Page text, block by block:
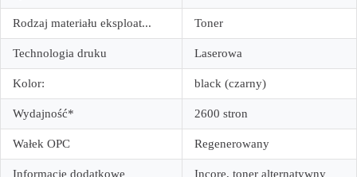
Rodzaj materiału eksploat... Toner
Technologia druku Laserowa
Kolor: black (czarny)
Wydajność* 2600 stron
Wałek OPC Regenerowany
Informacje dodatkowe Incore, toner alternatywny